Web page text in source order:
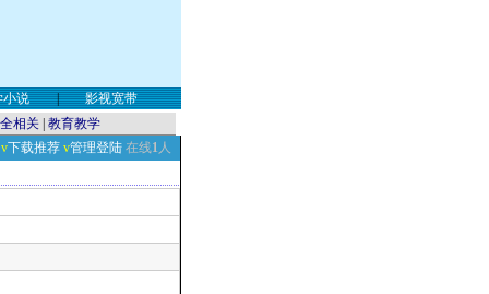
小说 |
影视宽带
相关 教育教学
v下载推荐 v管理登陆 在线1人